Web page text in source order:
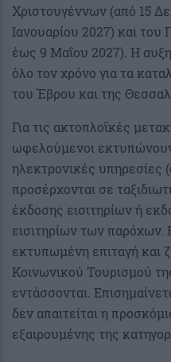
Χριστουγέννων (από 15
Ιανουαρίου 2027) και
έως 9 Μαΐου 2027). Η
όλο τον χρόνο για τα
του Έβρου και της
Για τις ακτοπλοϊκές
ωφελούμενοι εκτυπώνουν
ηλεκτρονικές
προσέρχονται σε
έκδοσης εισιτηρίων ή
εισιτηρίων των παρόχων.
εκτυπωμένη επιταγή και
Κοινωνικού Τουρισμού
εντάσσονται.
δεν απαιτείται η
εξαιρουμένης της